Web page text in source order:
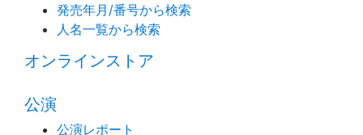
発売年月/番号から検索
人名一覧から検索
オンラインストア
公演
公演レポート